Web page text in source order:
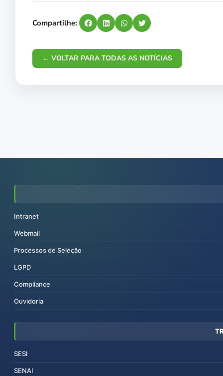
Compartilhe:
← VOLTAR PARA TODAS AS NOTÍCIAS
Intranet
Webmail
Processos de Seleção
LGPD
Compliance
Ouvidoria
SESI
SENAI